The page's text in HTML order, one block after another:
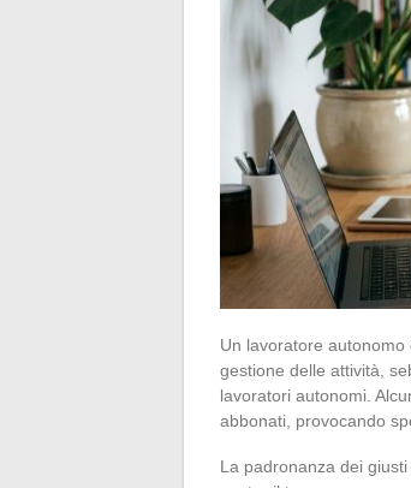
Un lavoratore
gestione delle attività,
lavoratori autonomi.
abbonati, provocando
La padronanza dei